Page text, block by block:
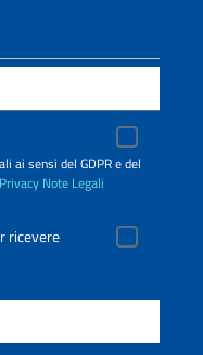
ai sensi del GDPR e del
Privacy Note Legali
ricevere